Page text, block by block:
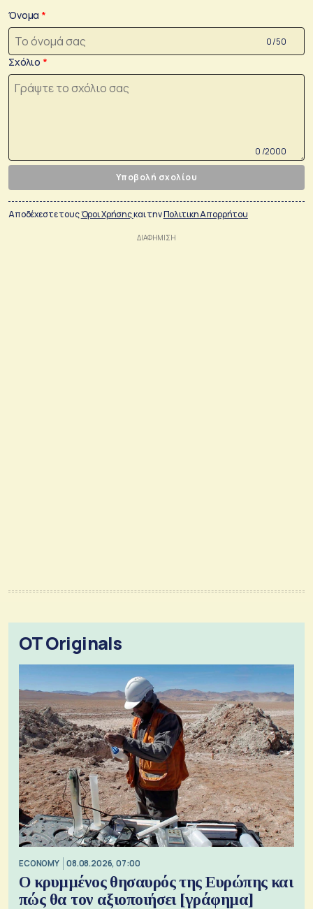
Όνομα
0 /50
Σχόλιο
0 /2000
Υποβολή σχολίου
Αποδέχεστε τουςΌροι Χρήσηςκαι τηνΠολιτικη Απορρήτου
OT Originals
ECONOMY 08.08.2026, 07:00
Ο κρυμμένος θησαυρός της Ευρώπης και
πώς θα τον αξιοποιήσει [γράφημα]